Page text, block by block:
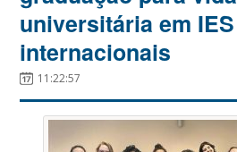
universitária em IES
internacionais
11:22:57